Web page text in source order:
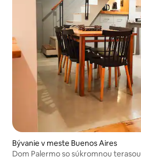
Bývanie v meste Buenos Aires
Dom Palermo so súkromnou terasou